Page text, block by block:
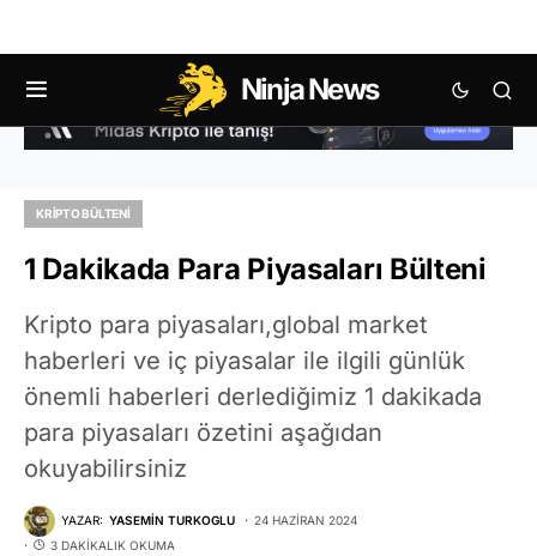
Ninja News
KRIPTO BÜLTENI
1 Dakikada Para Piyasaları Bülteni
Kripto para piyasaları,global market
haberleri ve iç piyasalar ile ilgili günlük
önemli haberleri derlediğimiz 1 dakikada
para piyasaları özetini aşağıdan
okuyabilirsiniz
YAZAR: YASEMIN TURKOGLU
24 HAZIRAN 2024
3 DAKIKALIK OKUMA